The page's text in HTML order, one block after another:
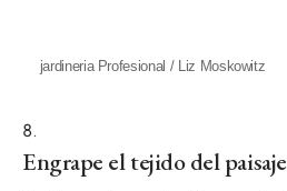
jardineria Profesional / Liz Moskowitz
Engrape el tejido del paisaje